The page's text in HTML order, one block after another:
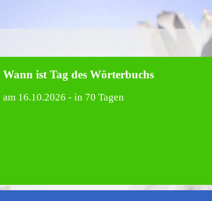
Wann ist Tag des Wörterbuchs
am 16.10.2026 - in 70 Tagen